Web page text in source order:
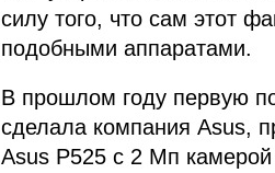
силу того, что сам этот
подобными
В прошлом году первую
сделала компания Asus,
Asus P525 с 2 Мп